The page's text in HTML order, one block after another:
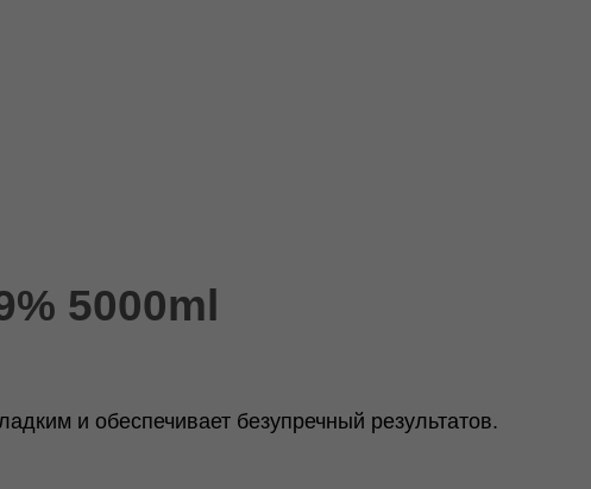
5000ml
и обеспечивает безупречный результатов.